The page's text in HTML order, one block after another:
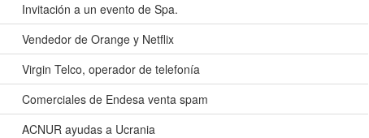
Invitación a un evento de Spa.
Vendedor de Orange y Netflix
Virgin Telco, operador de telefonía
Comerciales de Endesa venta spam
ACNUR ayudas a Ucrania